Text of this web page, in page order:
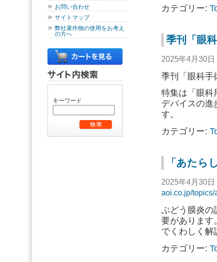
お問い合わせ
サイトマップ
弊社著作物の使用をお考え
の方へ
キーワード
カテゴリー:
季刊「眼
2025年4月30
季刊「眼科手
特集は「眼科
デバイスの進
す。
カテゴリー:
「あたら
2025年4月30
aoi.co.jp/
ぶどう膜炎の
要があります
でくわしく解
カテゴリー: